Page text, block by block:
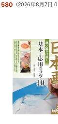
580 (2026年8月7日